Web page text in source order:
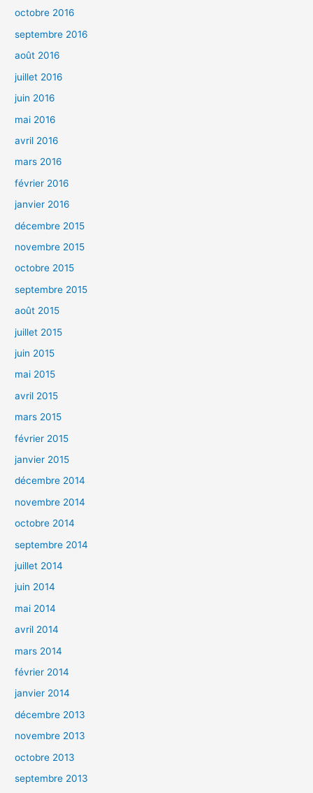
octobre 2016
septembre 2016
août 2016
juillet 2016
juin 2016
mai 2016
avril 2016
mars 2016
février 2016
janvier 2016
décembre 2015
novembre 2015
octobre 2015
septembre 2015
août 2015
juillet 2015
juin 2015
mai 2015
avril 2015
mars 2015
février 2015
janvier 2015
décembre 2014
novembre 2014
octobre 2014
septembre 2014
juillet 2014
juin 2014
mai 2014
avril 2014
mars 2014
février 2014
janvier 2014
décembre 2013
novembre 2013
octobre 2013
septembre 2013